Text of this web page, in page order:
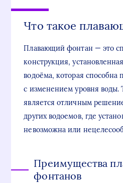
Что такое
Плавающий фонтан — это
конструкция,
водоёма, которая способна
с изменением уровня воды.
является отличным
других водоемов, где
невозможна или
Преимущества
фонтанов